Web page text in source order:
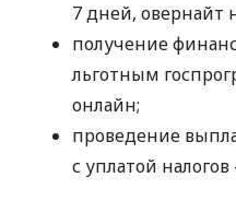
7 дней, овернайт
получение
льготным
онлайн;
проведение
с уплатой